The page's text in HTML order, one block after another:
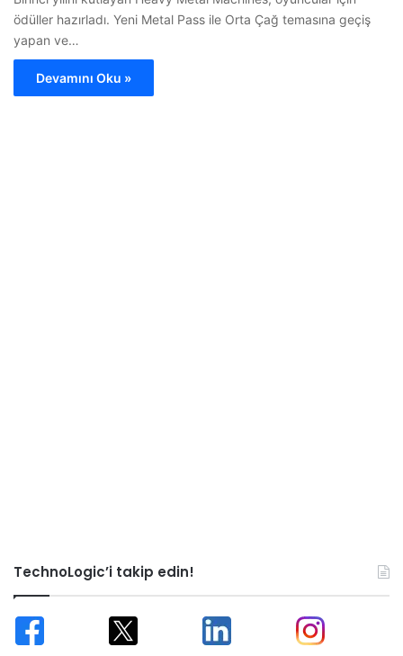
ödüller hazırladı. Yeni Metal Pass ile Orta Çağ temasına geçiş
yapan ve…
Devamını Oku »
TechnoLogic’i takip edin!